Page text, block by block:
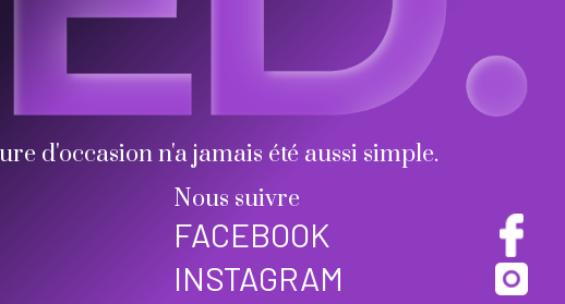
d'occasion n'a jamais été aussi simple.
Nous suivre
FACEBOOK
INSTAGRAM